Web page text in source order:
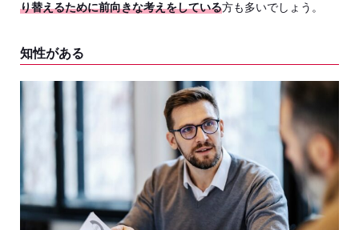
り替えるために前向きな考えをしている方も多いでしょう。
知性がある